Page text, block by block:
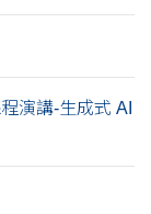
演講-生成式 AI